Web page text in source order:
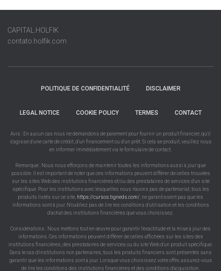
CAPITAL.HOLFIK
contato.holfik.com
POLITIQUE DE CONFIDENTIALITÉ DISCLAIMER
LEGAL NOTICE COOKIE POLICY TERMES CONTACT
Avis : En aucun cas nous ne demandons de paiement pour fournir un produit financier, qu'il
s'agisse d'une carte de crédit, d'un financement ou d'un prêt. Si cela se produit, veuillez nous
en informer immédiatement via le formulaire de contact.
Remarque : Nous nous efforçons de maintenir toutes les informations aussi à jour que
possible. Il est important de noter que ces informations peuvent différer de celles trouvées
sur les sites Web des institutions financières et/ou des prestataires de services d'un site
spécifique. Pour les institutions avec lesquelles nous n'avons pas de partenariat, tous les
produits listés sur ce site, https://cursos.tigneds.com/ , ne garantissent pas que les
informations sont à jour. N'oubliez pas de lire les conditions d'utilisation et les conditions
d'achat des institutions financières que vous choisissez.
Considérations : Nous mettons tout en œuvre pour garantir l'exactitude et la mise à jour des
informations. Ces informations peuvent différer de celles affichées sur les sites des
institutions financières, des prestataires de services ou du site Web d'un produit spécifique.
Dans le cas d'institutions non partenaires, tous les produits financiers sont présentés sans
garantir que les informations sont à jour. Lorsque vous choisissez votre offre, assurez-vous
de lire les conditions des institutions financières et des conditions d'acquisition.